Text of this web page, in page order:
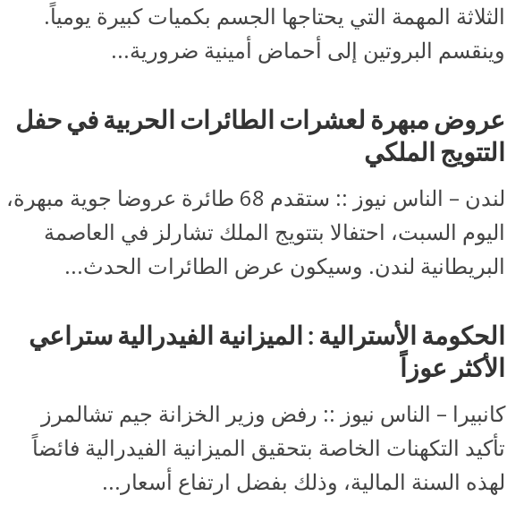
الثلاثة المهمة التي يحتاجها الجسم بكميات كبيرة يومياً.
وينقسم البروتين إلى أحماض أمينية ضرورية...
عروض مبهرة لعشرات الطائرات الحربية في حفل
التتويج الملكي
لندن – الناس نيوز :: ستقدم 68 طائرة عروضا جوية مبهرة،
اليوم السبت، احتفالا بتتويج الملك تشارلز في العاصمة
البريطانية لندن. وسيكون عرض الطائرات الحدث...
الحكومة الأسترالية : الميزانية الفيدرالية ستراعي
الأكثر عوزاً
كانبيرا – الناس نيوز :: رفض وزير الخزانة جيم تشالمرز
تأكيد التكهنات الخاصة بتحقيق الميزانية الفيدرالية فائضاً
لهذه السنة المالية، وذلك بفضل ارتفاع أسعار...